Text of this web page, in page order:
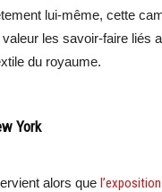
lui-même, cette
les savoir-faire liés
du royaume.
York
alors que